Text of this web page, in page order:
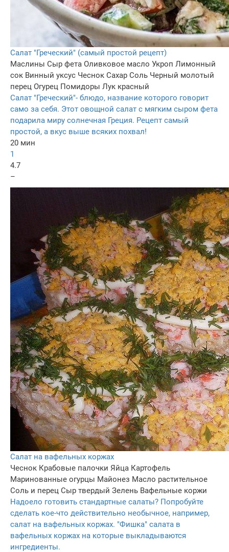
Салат "Греческий" (самый простой рецепт)
Маслины Сыр фета Оливковое масло Укроп Лимонный
сок Винный уксус Чеснок Сахар Соль Черный молотый
перец Огурец Помидоры Лук красный
Салат "Греческий"- блюдо, название которого говорит
само за себя. Этот овощной салат с мягким сыром фета
подарила миру солнечная Греция. Рецепт самый
простой, а вкус выше всяких похвал!
20 мин
1
4.7
–
Салат на вафельных коржах
Чеснок Крабовые палочки Яйца Картофель
Маринованные огурцы Майонез Масло растительное
Соль и перец Сыр твердый Зелень Вафельные коржи
Надоело готовить стандартные салаты? Попробуйте
сделать кое-что действительно необычное, например,
салат на вафельных коржах. "Фишка" салата в
вафельных коржах на которые выкладываются
ингредиенты.